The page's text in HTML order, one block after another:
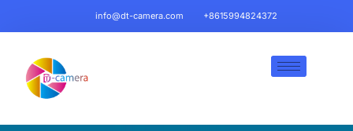
info@dt-camera.com +8615994824372